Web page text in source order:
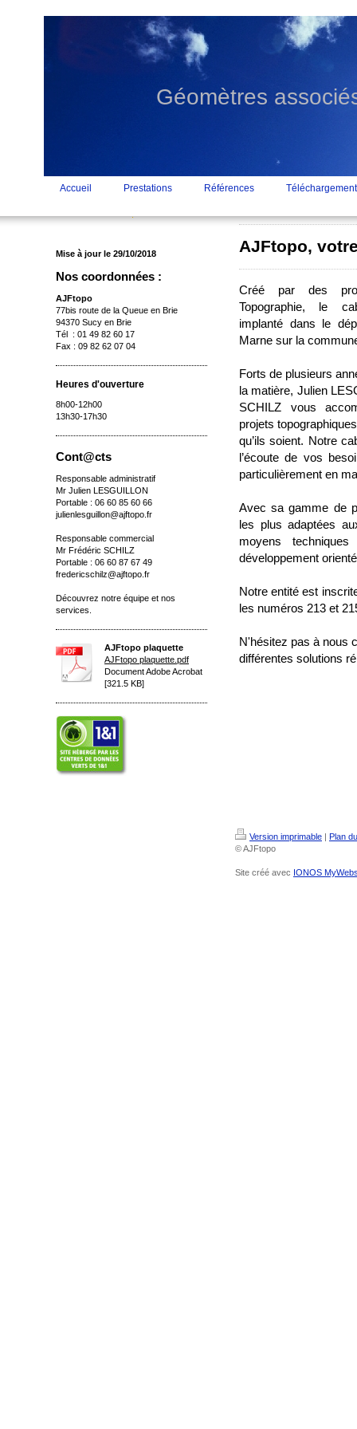
Géomètres
Accueil Prestations Références
Mise à jour le 29/10/2018
Nos coordonnées :
AJFtopo
77bis route de la Queue en Brie
94370 Sucy en Brie
Tél : 01 49 82 60 17
Fax : 09 82 62 07 04
Heures d'ouverture
8h00-12h00
13h30-17h30
Cont@cts
Responsable administratif
Mr Julien LESGUILLON
Portable : 06 60 85 60 66
julienlesguillon@ajftopo.fr
Responsable commercial
Mr Frédéric SCHILZ
Portable : 06 60 87 67 49
fredericschilz@ajftopo.fr
Découvrez notre équipe et nos
services.
AJFtopo plaquette
AJFtopo plaquette.pdf
Document Adobe Acrobat
[321.5 KB]
AJFtopo,
Créé par des
Topographie, le
implanté dans le
Marne sur la
Forts de plusieurs
la matière, Julien
SCHILZ vous
projets
qu’ils soient. Notre
l’écoute de vos
particulièrement en
Avec sa gamme de
les plus adaptées
moyens
développement
Notre entité est
les numéros 213 et
N'hésitez pas à nous
différentes solutions
Version imprimable | Plan
© AJFtopo
Site créé avec IONOS